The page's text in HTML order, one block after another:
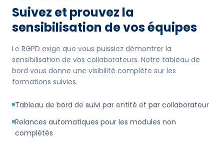
Suivez et prouvez la
sensibilisation de vos équipes
Le RGPD exige que vous puissiez démontrer la
sensibilisation de vos collaborateurs. Notre tableau de
bord vous donne une visibilité complète sur les
formations suivies.
Tableau de bord de suivi par entité et par collaborateur
Relances automatiques pour les modules non
complétés